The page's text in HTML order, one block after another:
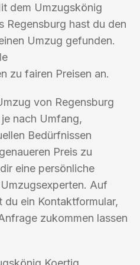
dem Umzugskönig
Regensburg hast du den
Umzug gefunden.
zu fairen Preisen an.
von Regensburg
nach Umfang,
Bedürfnissen
Preis zu
eine persönliche
Auf
du ein Kontaktformular,
zukommen lassen